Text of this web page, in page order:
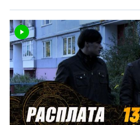
устранить Жихарева.